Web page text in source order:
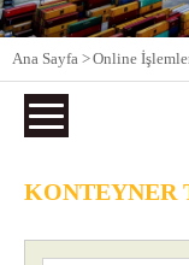
Ana Sayfa >Online
KONTEYNER